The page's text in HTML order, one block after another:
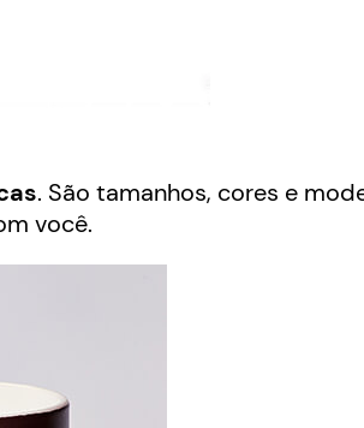
. São tamanhos, cores e
você.